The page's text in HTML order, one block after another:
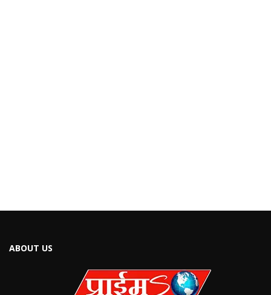
ABOUT US